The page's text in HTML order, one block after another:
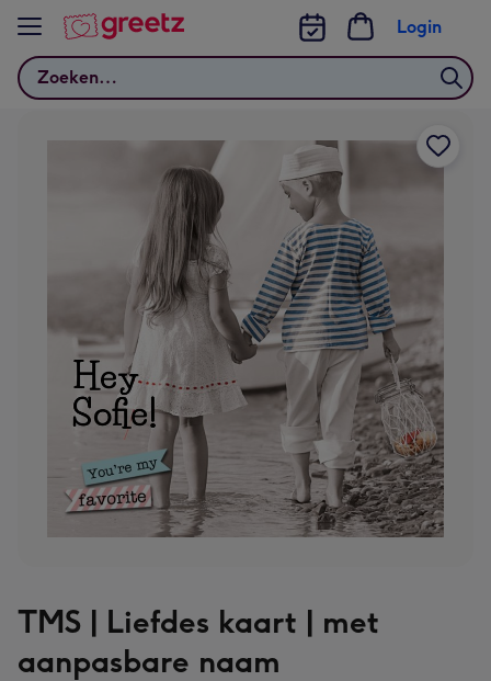
Bekijk meer
Zoeken
Login
TMS | Liefdes kaart | met
aanpasbare naam